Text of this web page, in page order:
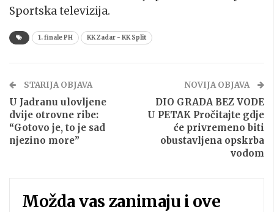
Sportska televizija.
1. finale PH KK Zadar - KK Split
STARIJA OBJAVA
U Jadranu ulovljene
dvije otrovne ribe:
“Gotovo je, to je sad
njezino more”
NOVIJA OBJAVA
DIO GRADA BEZ VODE
U PETAK Pročitajte gdje
će privremeno biti
obustavljena opskrba
vodom
Možda vas zanimaju i ove